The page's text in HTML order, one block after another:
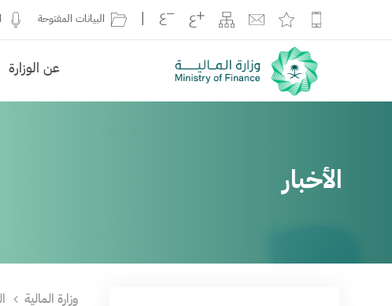
البيانات المفتوحة
عن الوزارة
الأخبار
وزارة المالية